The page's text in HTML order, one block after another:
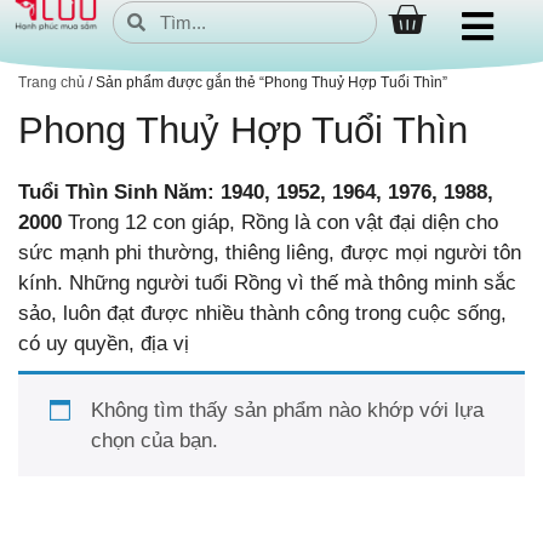
Trang chủ / Sản phẩm được gắn thẻ “Phong Thuỷ Hợp Tuổi Thìn”
Phong Thuỷ Hợp Tuổi Thìn
Tuổi Thìn Sinh Năm: 1940, 1952, 1964, 1976, 1988,
2000 Trong 12 con giáp, Rồng là con vật đại diện cho
sức mạnh phi thường, thiêng liêng, được mọi người tôn
kính. Những người tuổi Rồng vì thế mà thông minh sắc
sảo, luôn đạt được nhiều thành công trong cuộc sống,
có uy quyền, địa vị
Không tìm thấy sản phẩm nào khớp với lựa
chọn của bạn.